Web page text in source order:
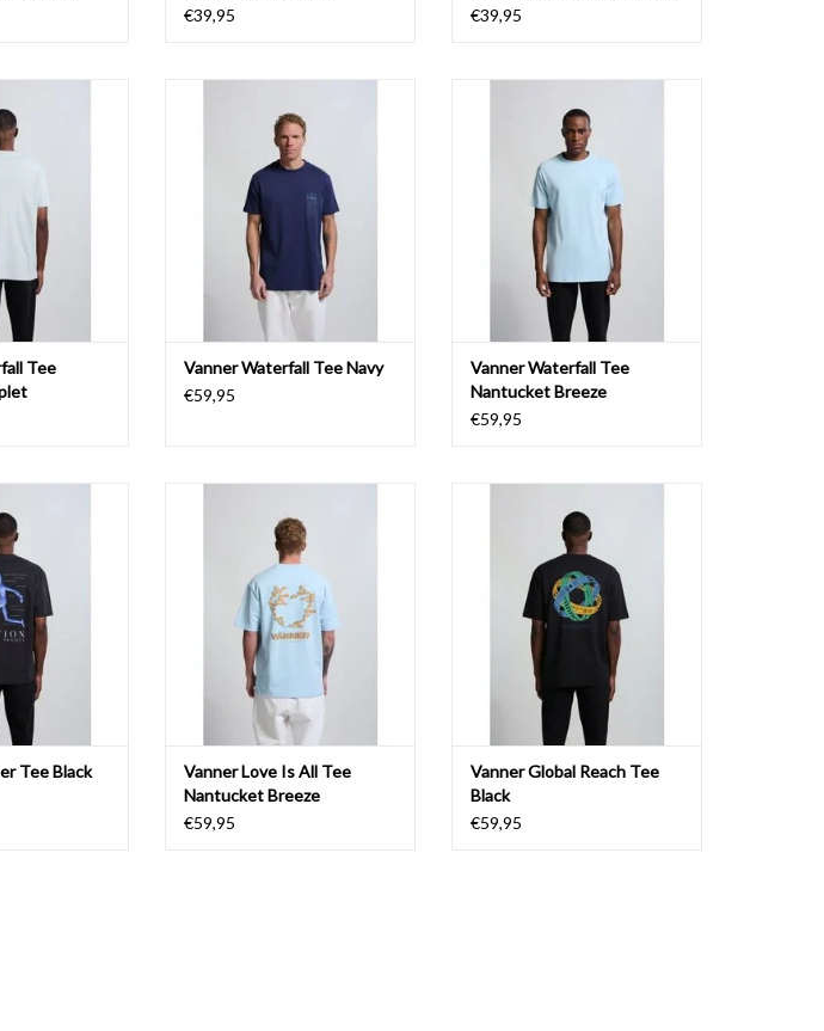
Delicioso
€39,95
White
€39,95
WINKELWAGEN
Tee
TOEVOEGEN AAN WINKELWAGEN
Vanner Waterfall Tee Navy
€59,95
Breeze
TOEVOEGEN AAN WINKELWAGEN
Vanner Waterfall Tee
Nantucket Breeze
€59,95
WINKELWAGEN
Tee Black
Breeze
TOEVOEGEN AAN WINKELWAGEN
Vanner Love Is All Tee
Nantucket Breeze
€59,95
TOEVOEGEN AAN WINKELWAGEN
Vanner Global Reach Tee
Black
€59,95